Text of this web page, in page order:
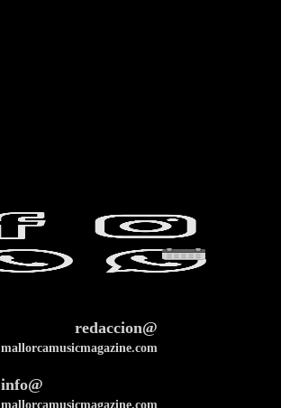
redaccion@
mallorcamusicmagazine.com
info@
mallorcamusicmagazine.com